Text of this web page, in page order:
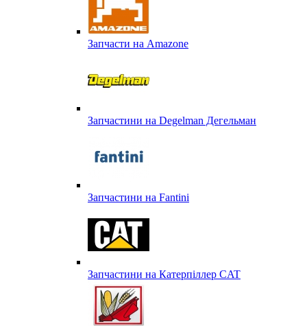
Запчасти на Amazone
Запчастини на Degelman Дегельман
Запчастини на Fantini
Запчастини на Катерпіллер CAT